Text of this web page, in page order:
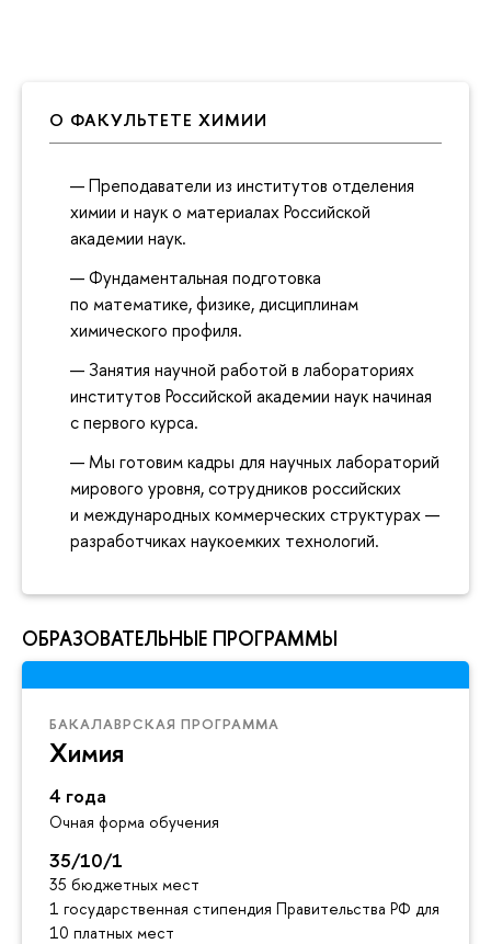
О ФАКУЛЬТЕТЕ ХИМИИ
Преподаватели из институтов отделения
химии и наук о материалах Российской
академии наук.
Фундаментальная подготовка
по математике, физике, дисциплинам
химического профиля.
Занятия научной работой в лабораториях
институтов Российской академии наук начиная
с первого курса.
Мы готовим кадры для научных лабораторий
мирового уровня, сотрудников российских
и международных коммерческих структурах —
разработчиках наукоемких технологий.
ОБРАЗОВАТЕЛЬНЫЕ ПРОГРАММЫ
БАКАЛАВРСКАЯ ПРОГРАММА
Химия
4 года
Очная форма обучения
35/10/1
35 бюджетных мест
1 государственная стипендия Правительства РФ для
10 платных мест